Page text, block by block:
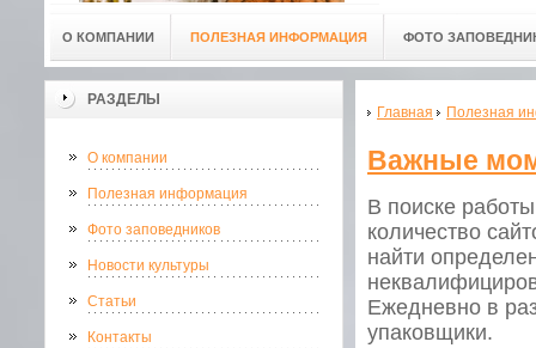
О КОМПАНИИ ПОЛЕЗНАЯ ИНФОРМАЦИЯ ФОТО
РАЗДЕЛЫ
О компании
Полезная информация
Фото заповедников
Новости культуры
Статьи
Контакты
Главная Полезная
Важные
В поиске
количество
найти
Ежедневно в
упаковщики.